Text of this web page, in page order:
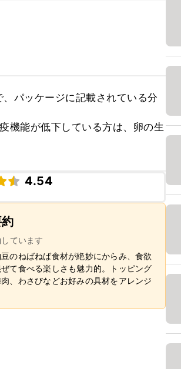
パッケージに記載されている分
機能が低下している方は、卵の生
4.54
ています
のねばねば食材が絶妙にからみ、食欲
て食べる楽しさも魅力的。トッピング
、わさびなどお好みの具材をアレンジ